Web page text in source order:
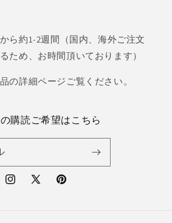
ら約1-2週間（国内、海外ご注文
ため、お時間頂いております）
の詳細ページご覧ください。
購読ご希望はこちら
Instagram
X
Pinterest